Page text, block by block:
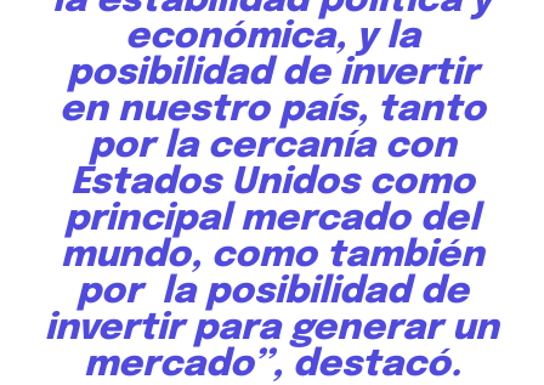
económica, y la
posibilidad de invertir
en nuestro país, tanto
por la cercanía con
Estados Unidos como
principal mercado del
mundo, como también
por la posibilidad de
invertir para generar un
mercado’’, destacó.